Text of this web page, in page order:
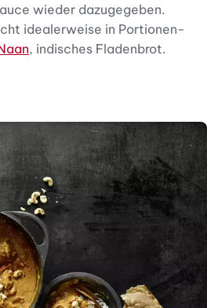
wieder dazugegeben.
idealerweise in Portionen-
, indisches Fladenbrot.